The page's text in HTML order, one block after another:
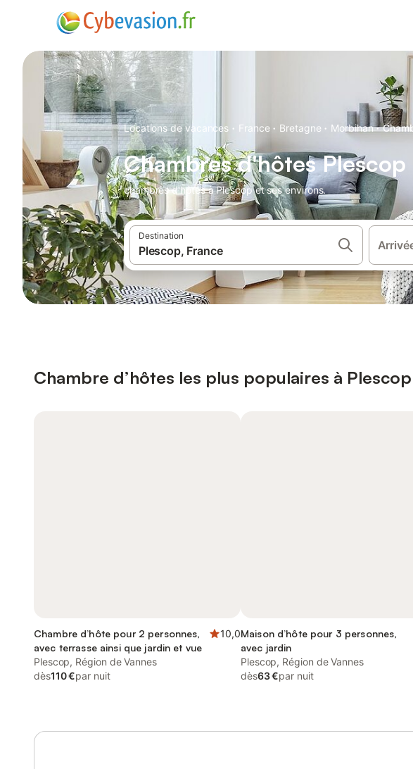
Locations de vacances · France · Bretagne · Morbihan ·
Chambres d'hôtes Plescop
chambres d'hôtes à Plescop et ses environs.
Destination
Chambre d’hôtes les plus populaires à Plescop
Chambre d’hôte pour 2 personnes,
avec terrasse ainsi que jardin et vue
10,0
Plescop, Région de Vannes
dès110 €par nuit
Maison d’hôte pour 3 personnes,
avec jardin
Plescop, Région de Vannes
dès63 €par nuit